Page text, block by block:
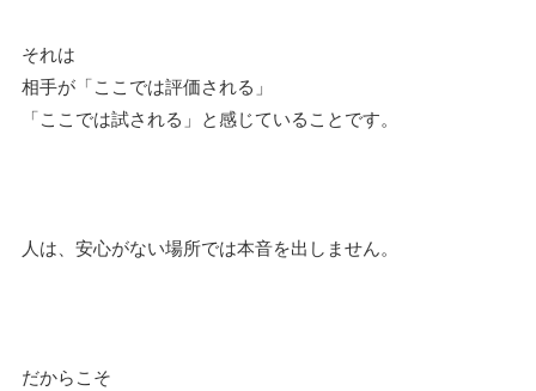
それは
相手が「ここでは評価される」
「ここでは試される」と感じていることです。
人は、安心がない場所では本音を出しません。
だからこそ